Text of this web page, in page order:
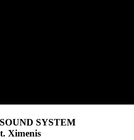
SYSTEM
Ximenis